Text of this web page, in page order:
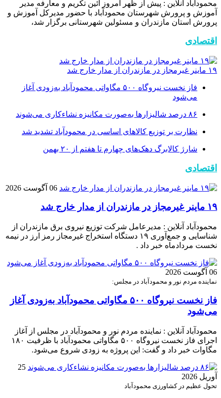
محمودآباد آنلاین : پیش از ظهر امروز آئین تکریم و معارفه مدیر
آموزش و پرورش شهرستان محمودآباد با حضور مدیرکل آموزش و
پرورش استان مازندران و مسئولین شهرستانی برگزار شد،
اقتصادی
۱۹ ماینر غیرمجاز در مازندران از مدار خارج شد
فاز نخست نیروگاه ۵۰۰ مگاواتی محمودآباد به‌زودی آغاز
می‌شود
۸۶ درصد شالیزارها به‌صورت مکانیزه نشاءکاری می‌شوند
نظارت بر توزیع کالا‌های اساسی در محمودآباد تشدید شد
شارژ کالابرگ دهک‌های چهارم تا هفتم از ۲۰ بهمن
اقتصادی
06 آگوست 2026
۱۹ ماینر غیرمجاز در مازندران از مدار خارج شد
محمودآباد آنلاین : مدیرعامل شرکت توزیع نیروی برق مازندران از
شناسایی و جمع‌آوری ۱۹ دستگاه استخراج غیرمجاز رمز ارز در نیمه
نخست مردادماه خبر داد .
06 آگوست 2026
نماینده مردم نور و محمودآباد در مجلس:
فاز نخست نیروگاه ۵۰۰ مگاواتی محمودآباد به‌زودی آغاز
می‌شود
محمودآباد آنلاین : نماینده مردم نور و محمودآباد در مجلس از آغاز
اجرای فاز نخست نیروگاه ۵۰۰ مگاواتی محمودآباد با ظرفیت ۱۸۰
مگاوات خبر داد و گفت: این پروژه به زودی شروع می‌شود.
25
آوریل 2026
تحول عظیم در کشاورزی محمودآباد